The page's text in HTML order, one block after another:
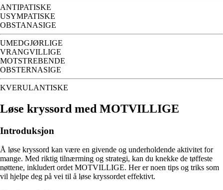
ANTIPATISKE
USYMPATISKE
OBSTANASIGE
UMEDGJØRLIGE
VRANGVILLIGE
MOTSTREBENDE
OBSTERNASIGE
KVERULANTISKE
Løse kryssord med MOTVILLIGE
Introduksjon
Å løse kryssord kan være en givende og underholdende aktivitet for
mange. Med riktig tilnærming og strategi, kan du knekke de tøffeste
nøttene, inkludert ordet MOTVILLIGE. Her er noen tips og triks som
vil hjelpe deg på vei til å løse kryssordet effektivt.